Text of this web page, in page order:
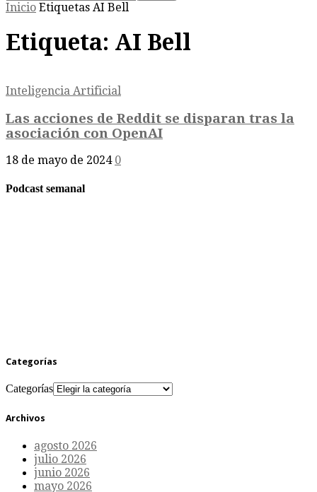
Inicio Etiquetas AI Bell
Etiqueta: AI Bell
Inteligencia Artificial
Las acciones de Reddit se disparan tras la
asociación con OpenAI
18 de mayo de 2024 0
Podcast semanal
Categorías
Categorías
Archivos
agosto 2026
julio 2026
junio 2026
mayo 2026